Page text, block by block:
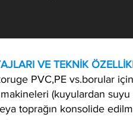
VE TEKNİK
PVC,PE vs.borular
makineleri (kuyulardan
toprağın konsolide